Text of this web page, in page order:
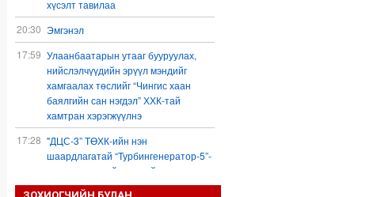
хүсэлт тавилаа
20:30 Эмгэнэл
17:59 Улаанбаатарын утааг бууруулах,
нийслэлчүүдийн эрүүл мэндийг
хамгаалах төслийг “Чингис хаан
баялгийн сан нэгдэл” ХХК-тай
хамтран хэрэгжүүлнэ
17:28 "ДЦС-3” ТӨХК-ийн нэн
шаардлагатай “Турбингенератор-5”-
ын шинэчлэлийн төсвийг
шийдвэрлэхээр болов